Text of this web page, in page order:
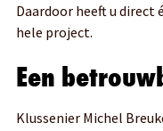
Daardoor heeft u direct
hele project.
Een
Klussenier Michel